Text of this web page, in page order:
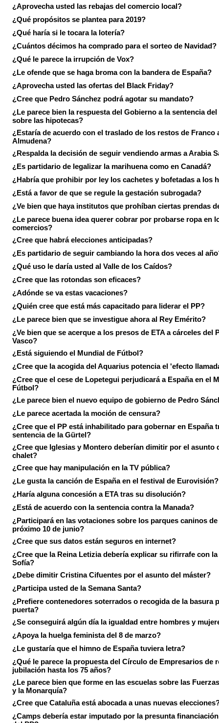
¿Aprovecha usted las rebajas del comercio local?
¿Qué propósitos se plantea para 2019?
¿Qué haría si le tocara la lotería?
¿Cuántos décimos ha comprado para el sorteo de Navidad?
¿Qué le parece la irrupción de Vox?
¿Le ofende que se haga broma con la bandera de España?
¿Aprovecha usted las ofertas del Black Friday?
¿Cree que Pedro Sánchez podrá agotar su mandato?
¿Le parece bien la respuesta del Gobierno a la sentencia
sobre las hipotecas?
¿Estaría de acuerdo con el traslado de los restos de Franco
Almudena?
¿Respalda la decisión de seguir vendiendo armas a Arabia
¿Es partidario de legalizar la marihuena como en Canadá?
¿Habría que prohibir por ley los cachetes y bofetadas a los
¿Está a favor de que se regule la gestación subrogada?
¿Ve bien que haya institutos que prohíban ciertas prendas
¿Le parece buena idea querer cobrar por probarse ropa en
comercios?
¿Cree que habrá elecciones anticipadas?
¿Es partidario de seguir cambiando la hora dos veces al
¿Qué uso le daría usted al Valle de los Caídos?
¿Cree que las rotondas son eficaces?
¿Adónde se va estas vacaciones?
¿Quién cree que está más capacitado para liderar el PP?
¿Le parece bien que se investigue ahora al Rey Emérito?
¿Ve bien que se acerque a los presos de ETA a cárceles del
Vasco?
¿Está siguiendo el Mundial de Fútbol?
¿Cree que la acogida del Aquarius potencia el 'efecto
¿Cree que el cese de Lopetegui perjudicará a España en el
Fútbol?
¿Le parece bien el nuevo equipo de gobierno de Pedro
¿Le parece acertada la moción de censura?
¿Cree que el PP está inhabilitado para gobernar en España
sentencia de la Gürtel?
¿Cree que Iglesias y Montero deberían dimitir por el asunto
chalet?
¿Cree que hay manipulación en la TV pública?
¿Le gusta la canción de España en el festival de Eurovisión?
¿Haría alguna concesión a ETA tras su disolución?
¿Está de acuerdo con la sentencia contra la Manada?
¿Participará en las votaciones sobre los parques caninos de
próximo 10 de junio?
¿Cree que sus datos están seguros en internet?
¿Cree que la Reina Letizia debería explicar su rifirrafe con la
Sofía?
¿Debe dimitir Cristina Cifuentes por el asunto del máster?
¿Participa usted de la Semana Santa?
¿Prefiere contenedores soterrados o recogida de la basura
puerta?
¿Se conseguirá algún día la igualdad entre hombres y
¿Apoya la huelga feminista del 8 de marzo?
¿Le gustaría que el himno de España tuviera letra?
¿Qué le parece la propuesta del Círculo de Empresarios de
jubilación hasta los 75 años?
¿Le parece bien que forme en las escuelas sobre las
y la Monarquía?
¿Cree que Cataluña está abocada a unas nuevas
¿Camps debería estar imputado por la presunta